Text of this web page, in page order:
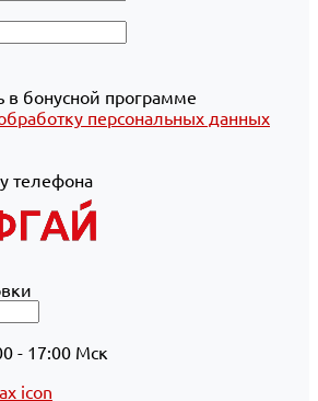
в бонусной программе
персональных данных
телефона
- 17:00 Мск